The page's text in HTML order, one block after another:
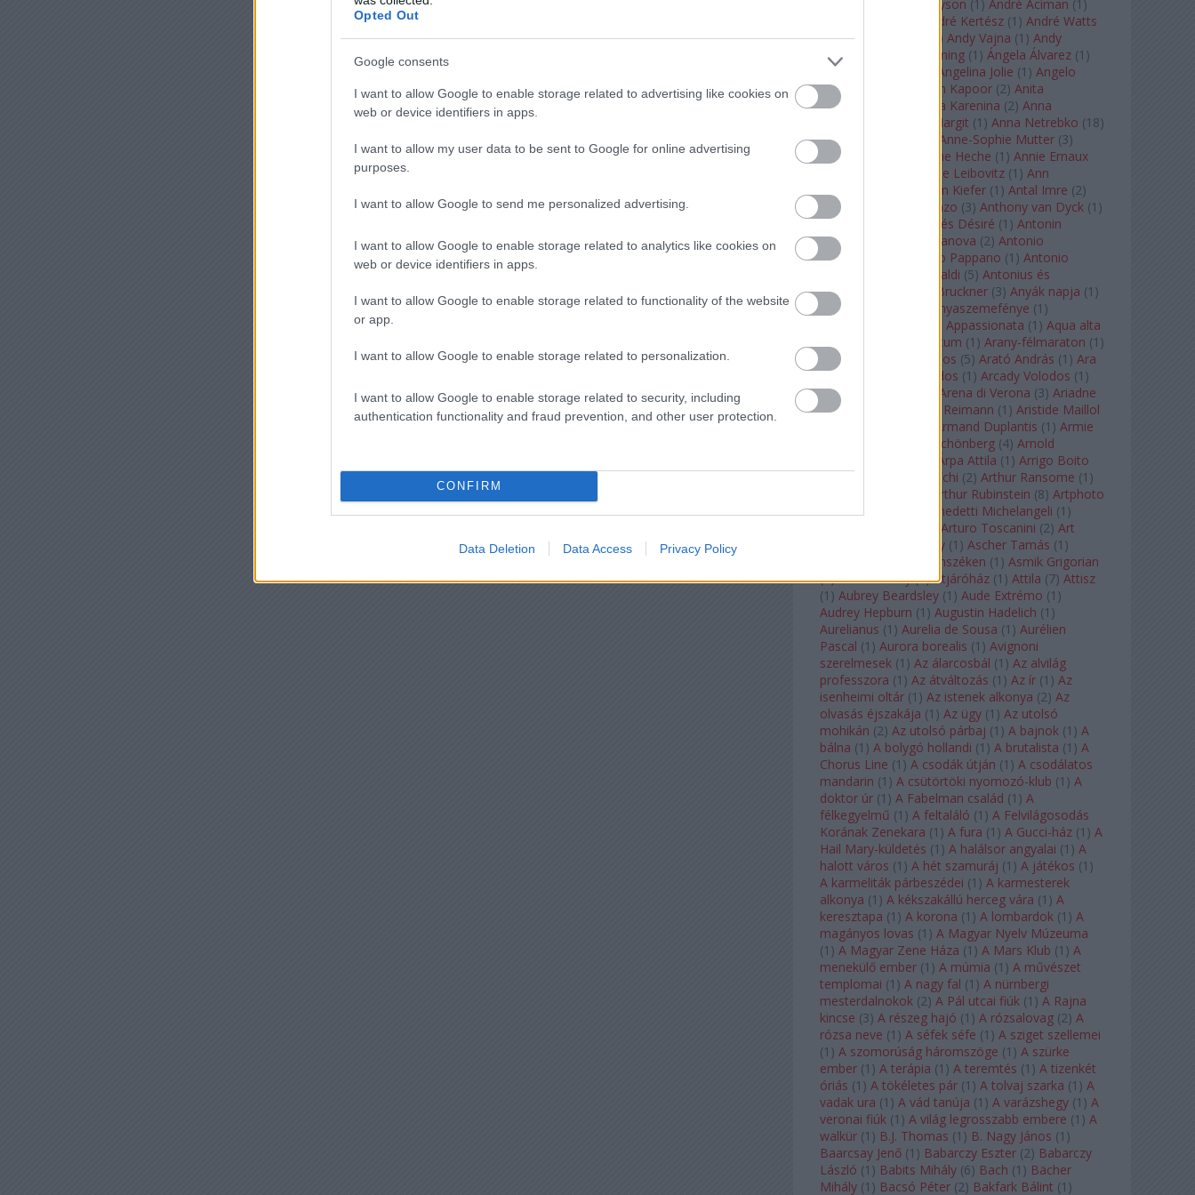
Opted Out
Google consents
I want to allow Google to enable storage related to advertising like cookies on
web or device identifiers in apps.
I want to allow my user data to be sent to Google for online advertising
purposes.
I want to allow Google to send me personalized advertising.
I want to allow Google to enable storage related to analytics like cookies on
web or device identifiers in apps.
I want to allow Google to enable storage related to functionality of the website
or app.
I want to allow Google to enable storage related to personalization.
I want to allow Google to enable storage related to security, including
authentication functionality and fraud prevention, and other user protection.
CONFIRM
Data Deletion Data Access Privacy Policy
Staples
Andrew Tyson (1 ) André Aciman (1 )
André Kertész (1 ) André Watts
(1) Andris Nelsons ) Andy Vajna (1 ) Andy
Warhol
Anette Bening (1 ) Ángela Álvarez (1 )
Angela Lansbury
Angelina Jolie (1 ) Angelo
Badalamenti
Anish Kapoor (2) Anita
Rachvelishvili
Anna Karenina (2) Anna
Anna Margit (1 ) Anna Netrebko (18)
Anna Vinnitskaya
Anne-Sophie Mutter (3)
Anner Bylsma
Anne Heche (1 ) Annie Ernaux
Annie Leibovitz (1 ) Ann
Anselm Kiefer (1 ) Antal Imre (2)
Anthony Roth Costanzo (3) Anthony van Dyck (1 )
Antinous
Antoine és Désiré (1 ) Antonin
Dvorák
Antonio Canova (2) Antonio
Margheriti
Antonio Pappano (1 ) Antonio
Antonio Vivaldi (5) Antonius és
Kleopátra
Anton Bruckner (3) Anyák napja (1 )
Anyám tyúkja 2
Anyaszemefénye (1 )
Appassionata (1 ) Aqua alta
Aquincum (1 ) Arany-félmaraton (1 )
Aranytíz
Arany János (5) Arató András (1 ) Ara
Pacis
Arcadi Volodos (1 ) Arcady Volodos (1 )
Arcangelo Corelli
Arena di Verona (3) Ariadne
auf Naxos
Aribert Reimann (1 ) Aristide Maillol
Armand Duplantis (1 ) Armie
Arnold Schönberg (4) Arnold
Árpa Attila (1 ) Arrigo Boito
(2) Artemisia Gentileschi (2) Arthur Ransome (1 )
Arthur Rubinstein (8) Artphoto
Galéria
Arturo Benedetti Michelangeli (1 )
Arturo Toscanini (2) Art
Art Shay (1 ) Ascher Tamás (1 )
Ascher Tamás Háromszéken (1 ) Asmik Grigorian
(2) Asteroid City (1) Átjáróház (1 ) Attila (7) Attisz
(1 ) Aubrey Beardsley (1 ) Aude Extrémo (1 )
Audrey Hepburn (1 ) Augustin Hadelich (1 )
Aurelianus (1 ) Aurelia de Sousa (1 ) Aurélien
Pascal (1 ) Aurora borealis (1 ) Avignoni
szerelmesek (1 ) Az álarcosbál (1 ) Az alvilág
professzora (1 ) Az átváltozás (1 ) Az ír (1 ) Az
isenheimi oltár (1 ) Az istenek alkonya (2) Az
olvasás éjszakája (1 ) Az ügy (1 ) Az utolsó
mohikán (2) Az utolsó párbaj (1 ) A bajnok (1 ) A
bálna (1 ) A bolygó hollandi (1 ) A brutalista (1 ) A
Chorus Line (1 ) A csodák útján (1 ) A csodálatos
mandarin (1 ) A csütörtöki nyomozó-klub (1 ) A
doktor úr (1 ) A Fabelman család (1 ) A
félkegyelmű (1 ) A feltaláló (1 ) A Felvilágosodás
Korának Zenekara (1 ) A fura (1 ) A Gucci-ház (1 ) A
Hail Mary-küldetés (1 ) A halálsor angyalai (1 ) A
halott város (1 ) A hét szamuráj (1 ) A játékos (1 )
A karmeliták párbeszédei (1 ) A karmesterek
alkonya (1 ) A kékszakállú herceg vára (1 ) A
keresztapa (1 ) A korona (1 ) A lombardok (1 ) A
magányos lovas (1 ) A Magyar Nyelv Múzeuma
(1 ) A Magyar Zene Háza (1 ) A Mars Klub (1 ) A
menekülő ember (1 ) A múmia (1 ) A művészet
templomai (1 ) A nagy fal (1 ) A nürnbergi
mesterdalnokok (2) A Pál utcai fiúk (1 ) A Rajna
kincse (3) A részeg hajó (1 ) A rózsalovag (2) A
rózsa neve (1 ) A séfek séfe (1 ) A sziget szellemei
(1 ) A szomorúság háromszöge (1 ) A szürke
ember (1 ) A terápia (1 ) A teremtés (1 ) A tizenkét
óriás (1 ) A tökéletes pár (1 ) A tolvaj szarka (1 ) A
vadak ura (1 ) A vád tanúja (1 ) A varázshegy (1 ) A
veronai fiúk (1 ) A világ legrosszabb embere (1 ) A
walkür (1 ) B.J. Thomas (1 ) B. Nagy János (1 )
Baarcsay Jenő (1 ) Babarczy Eszter (2) Babarczy
László (1 ) Babits Mihály (6) Bach (1 ) Bächer
Mihály (1 ) Bacsó Péter (2) Bakfark Bálint (1 )